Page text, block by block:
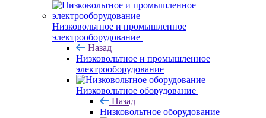
Низковольтное и промышленное
электрооборудование
Назад
Низковольтное и промышленное
электрооборудование
Низковольтное оборудование
Назад
Низковольтное оборудование